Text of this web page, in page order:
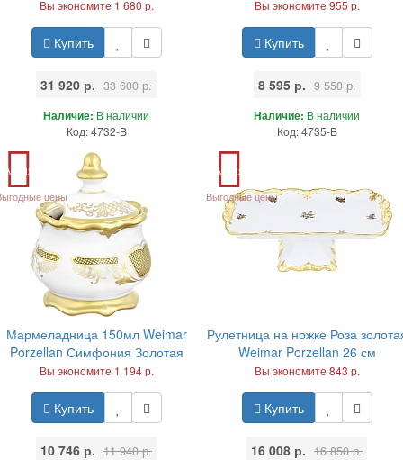
Вы экономите 1 680 р.
Купить
31 920 р. 33 600 р.
Наличие: В наличии
Код: 4732-B
Вы экономите 955 р.
Купить
8 595 р. 9 550 р.
Наличие: В наличии
Код: 4735-B
Акция
цены
Мармеладница 150мл Weimar
Porzellan Симфония Золотая
Вы экономите 1 194 р.
Купить
10 746 р. 11 940 р.
Акция
Выгодные цены
Рулетница на ножке Роза
Weimar Porzellan 26 см
Вы экономите 843 р.
Купить
16 008 р. 16 850 р.